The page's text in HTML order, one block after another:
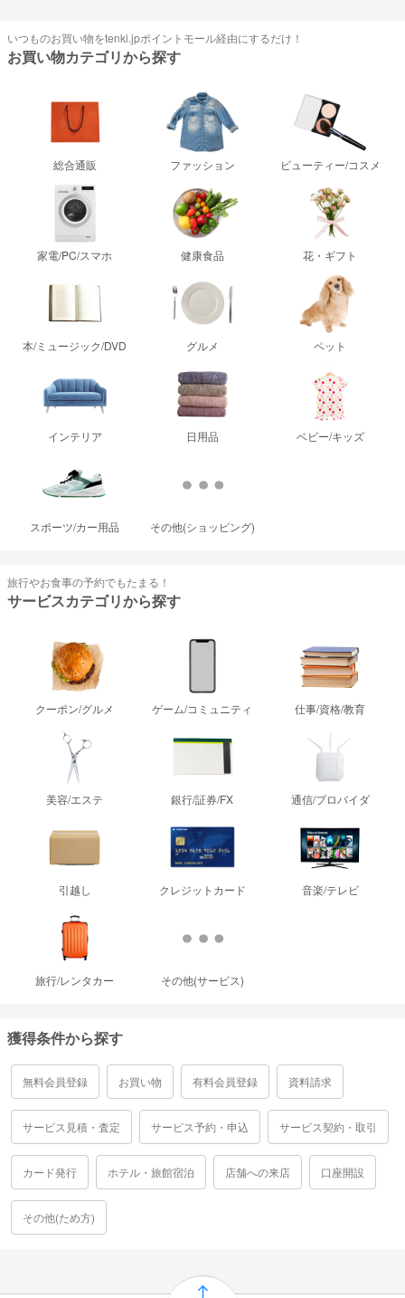
いつものお買い物をtenki.jpポイントモール経由にするだけ！
お買い物カテゴリから探す
総合通販 ファッション ビューティー/コスメ
家電/PC/スマホ 健康食品 花・ギフト
本/ミュージック/DVD グルメ ペット
インテリア 日用品 ベビー/キッズ
スポーツ/カー用品 その他(ショッピング)
旅行やお食事の予約でもたまる！
サービスカテゴリから探す
クーポン/グルメ ゲーム/コミュニティ 仕事/資格/教育
美容/エステ 銀行/証券/FX 通信/プロバイダ
引越し クレジットカード 音楽/テレビ
旅行/レンタカー その他(サービス)
獲得条件から探す
無料会員登録 お買い物 有料会員登録 資料請求
サービス見積・査定 サービス予約・申込 サービス契約・取引
カード発行 ホテル・旅館宿泊 店舗への来店 口座開設
その他(ため方)